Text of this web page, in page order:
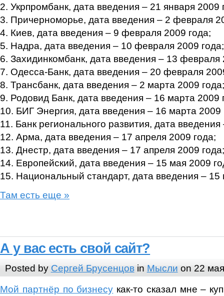
2. Укрпромбанк, дата введения – 21 января 2009
3. Причерноморье, дата введения – 2 февраля
4. Киев, дата введения – 9 февраля 2009 года;
5. Надра, дата введения – 10 февраля 2009 года;
6. Захидинкомбанк, дата введения – 13 февраля
7. Одесса-Банк, дата введения – 20 февраля
8. Трансбанк, дата введения – 2 марта 2009 года;
9. Родовид Банк, дата введения – 16 марта 2009
10. БИГ Энергия, дата введения – 16 марта 2009
11. Банк регионального развития, дата
12. Арма, дата введения – 17 апреля 2009 года;
13. Днестр, дата введения – 17 апреля 2009 года;
14. Европейский, дата введения – 15 мая 2009
15. Национальный стандарт, дата введения – 15
Там есть еще »
А у вас есть свой сайт?
Posted by Сергей Брусенцовin Мысли on 22
Мой партнёр по бизнесу как-то сказал мне –